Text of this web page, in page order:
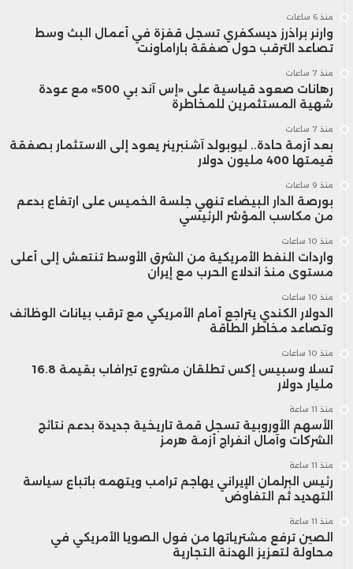
منذ 6 ساعات
وارنر براذرز ديسكفري تسجل قفزة في أعمال البث وسط
تصاعد الترقب حول صفقة باراماونت
منذ 7 ساعات
رهانات صعود قياسية على «إس آند بي 500» مع عودة
شهية المستثمرين للمخاطرة
منذ 7 ساعات
بعد أزمة حادة.. ليوبولد آشنبرينر يعود إلى الاستثمار بصفقة
قيمتها 400 مليون دولار
منذ 9 ساعات
بورصة الدار البيضاء تنهي جلسة الخميس على ارتفاع بدعم
من مكاسب المؤشر الرئيسي
منذ 10 ساعات
واردات النفط الأمريكية من الشرق الأوسط تنتعش إلى أعلى
مستوى منذ اندلاع الحرب مع إيران
منذ 10 ساعات
الدولار الكندي يتراجع أمام الأمريكي مع ترقب بيانات الوظائف
وتصاعد مخاطر الطاقة
منذ 10 ساعات
تسلا وسبيس إكس تطلقان مشروع تيرافاب بقيمة 16.8
مليار دولار
منذ 11 ساعة
الأسهم الأوروبية تسجل قمة تاريخية جديدة بدعم نتائج
الشركات وآمال انفراج أزمة هرمز
منذ 11 ساعة
رئيس البرلمان الإيراني يهاجم ترامب ويتهمه باتباع سياسة
التهديد ثم التفاوض
منذ 11 ساعة
الصين ترفع مشترياتها من فول الصويا الأمريكي في
محاولة لتعزيز الهدنة التجارية